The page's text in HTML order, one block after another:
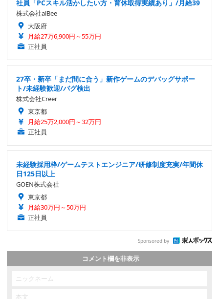
社員「PCスキル活かしたい方・育休取得実績あり」/月給39
株式会社alBee
大阪府
月給27万6,900円～55万円
正社員
27卒・新卒「まだ間に合う」新作ゲームのデバッグサポー
ト/未経験歓迎/バグ検出
株式会社Creer
東京都
月給25万2,000円～32万円
正社員
未経験採用枠/ゲームテストエンジニア/研修制度充実/年間休
日125日以上
GOEN株式会社
東京都
月給30万円～50万円
正社員
Sponsored by
コメント欄を非表示